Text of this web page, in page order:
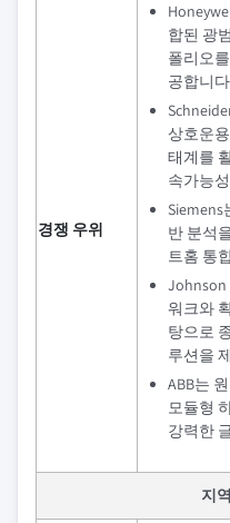
경쟁 우위
합된 광
폴리오
공합니
상호운
태계를
속가능
Siemens
반 분석
트홈 통
Johnson
워크와
탕으로
루션을
ABB는
모듈형
강력한
지